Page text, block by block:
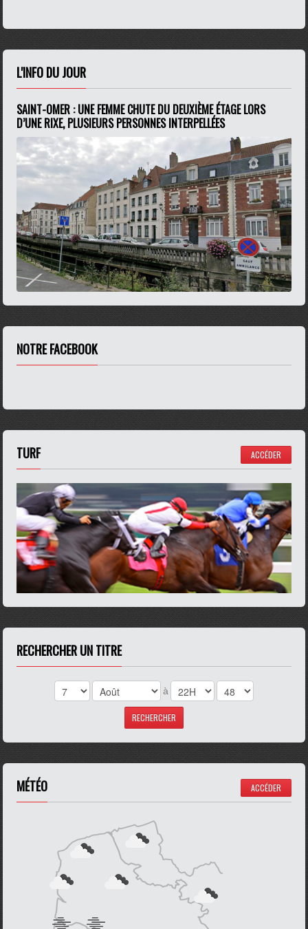
L'INFO DU JOUR
SAINT-OMER : UNE FEMME CHUTE DU DEUXIÈME ÉTAGE LORS
D’UNE RIXE, PLUSIEURS PERSONNES INTERPELLÉES
NOTRE FACEBOOK
TURF ACCÉDER
RECHERCHER UN TITRE
à
MÉTÉO ACCÉDER